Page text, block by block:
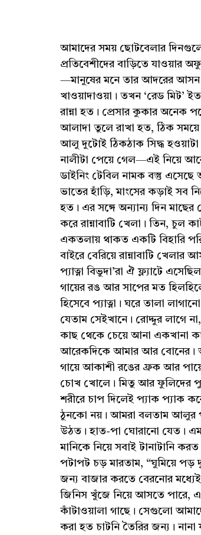
আমাদের সময় ছোটবেলার
প্রতিবেশীদের বাড়িতে যাওয়ার
—মানুষের মনে তার আদরের আসন
খাওয়াদাওয়া। তখন ‘রেড মিট’
রান্না হত। প্রেসার কুকার অনেক
আলাদা তুলে রাখা হত, ঠিক সময়ে
আলু দুটোই ঠিকঠাক সিদ্ধ হওয়াটা
নালীটা পেয়ে গেল—এই নিয়ে
ডাইনিং টেবিল নামক বস্তু
ভাতের হাঁড়ি, মাংসের কড়াই সব
হত। এর সঙ্গে অন্যান্য দিন মাছের
করে রান্নাবাটি খেলা। তিন, চুল
একতলায় থাকত একটি বিহারি
বাইরে বেরিয়ে রান্নাবাটি
প্যাত্না বিভুদা’রা ঐ ফ্ল্যাটে
গায়ের রঙ আর সাপের মত
হিসেবে প্যাত্না। ঘরে তালা
যেতাম সেইখানে। রোদ্দুর লাগে
কাছ থেকে চেয়ে আনা একখানা
আরেকদিকে আমার আর বোনের।
গায়ে আকাশী রঙের ফ্রক আর
চোখ খোলে। মিতু আর ফুলিদের
শরীরে চাপ দিলেই প্যাক প্যাক
ঠুনকো নয়। আমরা বলতাম আলুর
উঠত। হাত-পা ঘোরানো যেত।
মানিকে নিয়ে সবাই টানাটানি
পটাপট চড় মারতাম, “ঘুমিয়ে পড়
জন্য বাজার করতে বেরনোর
জিনিস খুঁজে নিয়ে আসতে পারে,
কাঁটাওয়ালা গাছে। সেগুলো
করা হত চাটনি তৈরির জন্য।